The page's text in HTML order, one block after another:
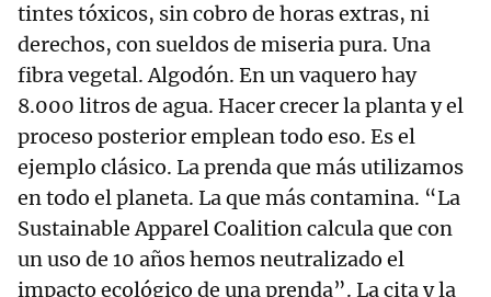
tintes tóxicos, sin cobro de horas extras, ni
derechos, con sueldos de miseria pura. Una
fibra vegetal. Algodón. En un vaquero hay
8.000 litros de agua. Hacer crecer la planta y el
proceso posterior emplean todo eso. Es el
ejemplo clásico. La prenda que más utilizamos
en todo el planeta. La que más contamina. “La
Sustainable Apparel Coalition calcula que con
un uso de 10 años hemos neutralizado el
impacto ecológico de una prenda”. La cita y la